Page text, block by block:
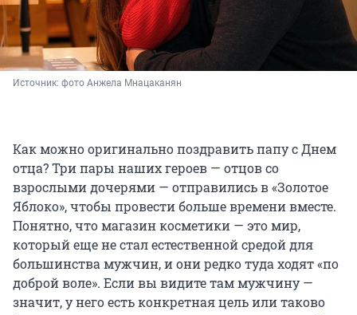
Источник: фото Анжела Мнацаканян
Как можно оригинально поздравить папу с Днем
отца? Три пары наших героев — отцов со
взрослыми дочерями — отправились в «Золотое
Яблоко», чтобы провести больше времени вместе.
Понятно, что магазин косметики — это мир,
который еще не стал естественной средой для
большинства мужчин, и они редко туда ходят «по
доброй воле». Если вы видите там мужчину —
значит, у него есть конкретная цель или таково